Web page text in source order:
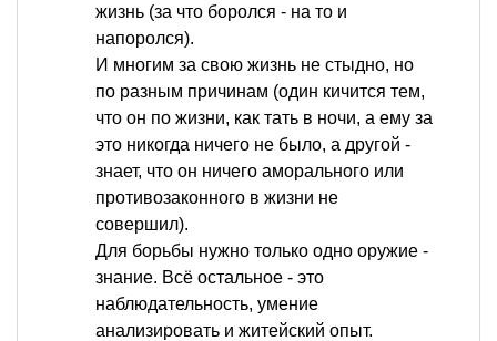
жизнь (за что боролся - на то и
напоролся).
И многим за свою жизнь не стыдно, но
по разным причинам (один кичится тем,
что он по жизни, как тать в ночи, а ему за
это никогда ничего не было, а другой -
знает, что он ничего аморального или
противозаконного в жизни не
совершил).
Для борьбы нужно только одно оружие -
знание. Всё остальное - это
наблюдательность, умение
анализировать и житейский опыт.